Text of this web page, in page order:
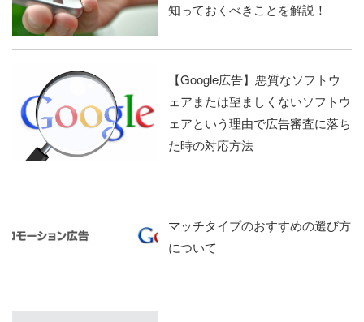
知っておくべきことを解説！
【Google広告】悪質なソフトウ
ェアまたは望ましくないソフトウ
ェアという理由で広告審査に落ち
た時の対応方法
マッチタイプのおすすめの選び方
について